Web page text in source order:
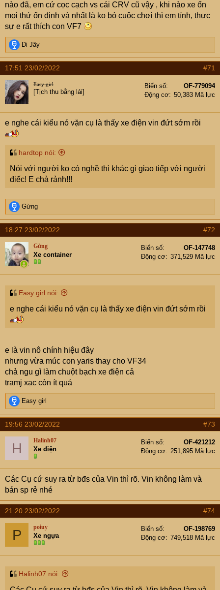
nào đã, em cứ cọc cạch vs cái CRV cũ vậy , khi nào xe ổn
mọi thứ ổn định và nhất là ko bỏ cuộc chơi thì em tính, thực
sự e rất thích con VF7
R
e
a
c
t
i
o
n
s
:
Đi Jây
17:51 23/02/2022 #71
Easy girl
[Tịch thu bằng lái]
Biển số
OF-779094
Động cơ
50,383 Mã lực
e nghe cái kiểu nó vặn cụ là thấy xe điện vin đứt sớm rồi
hardtop nói:
Nói với người ko có nghề thì khác gì giao tiếp với người
điếc! E chả rảnh!!!
R
e
a
t
o
n
s
Gừng
18:27 23/02/2022 #72
Gừng
Xe container
Biển số
OF-147748
Động cơ
371,529 Mã lực
Easy girl nói:
e nghe cái kiểu nó vặn cụ là thấy xe điện vin đứt sớm rồi
e là vin nô chính hiệu đây
nhưng vừa múc con yaris thay cho VF34
chả ngu gì làm chuột bạch xe điện cả
tramj xạc còn ít quá
R
e
a
c
t
n
s
:
Easy girl
19:56 23/02/2022 #73
H Halinh07
Xe điện
Biển số
OF-421212
Động cơ
251,895 Mã lực
Các Cụ cứ suy ra từ bđs của Vin thì rõ. Vin không làm và
bán sp rẻ nhé
21:20 23/02/2022 #74
P poiuy
Xe ngựa
Biển số
OF-198769
Động cơ
749,518 Mã lực
Halinh07 nói: